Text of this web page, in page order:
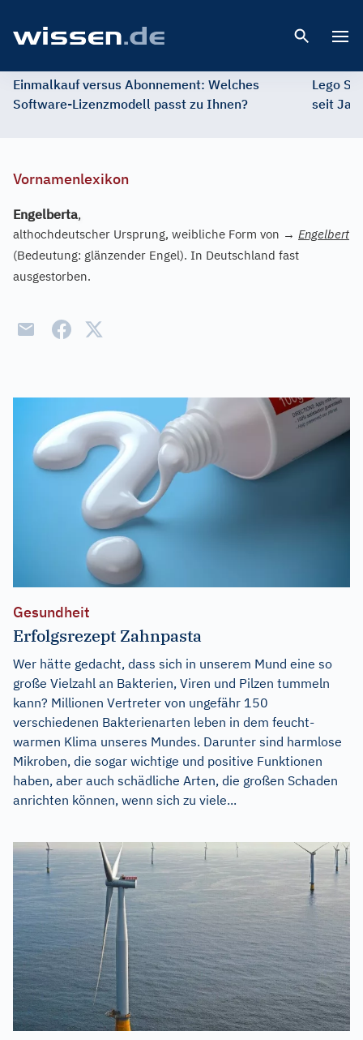
Einmalkauf versus Abonnement: Welches
Software-Lizenzmodell passt zu Ihnen?
Lego
seit
Vornamenlexikon
Engelberta,
althochdeutscher Ursprung, weibliche Form von → Engelbert
(Bedeutung: glänzender Engel). In Deutschland fast
ausgestorben.
Gesundheit
Erfolgsrezept Zahnpasta
Wer hätte gedacht, dass sich in unserem Mund eine so
große Vielzahl an Bakterien, Viren und Pilzen tummeln
kann? Millionen Vertreter von ungefähr 150
verschiedenen Bakterienarten leben in dem feucht-
warmen Klima unseres Mundes. Darunter sind harmlose
Mikroben, die sogar wichtige und positive Funktionen
haben, aber auch schädliche Arten, die großen Schaden
anrichten können, wenn sich zu viele...